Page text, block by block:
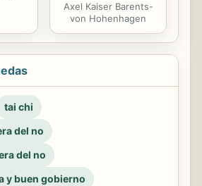
Axel Kaiser Barents-
von Hohenhagen
tai chi
del no
del no
y buen gobierno